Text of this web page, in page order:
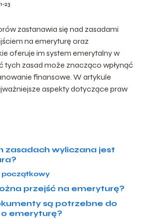
23
zastanawia się nad zasadami
na emeryturę oraz
oferuje im system emerytalny w
tych zasad może znacząco wpłynąć
finansowe. W artykule
aspekty dotyczące praw
zasadach wyliczana jest
początkowy
przejść na emeryturę?
są potrzebne do
emeryturę?